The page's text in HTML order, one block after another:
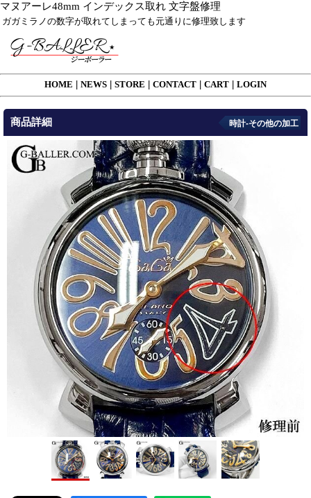
マヌアーレ48mm インデックス取れ 文字盤修理
ガガミラノの数字が取れてしまっても元通りに修理致します
HOME NEWS STORE CONTACT CART LOGIN
商品詳細 時計-その他の加工